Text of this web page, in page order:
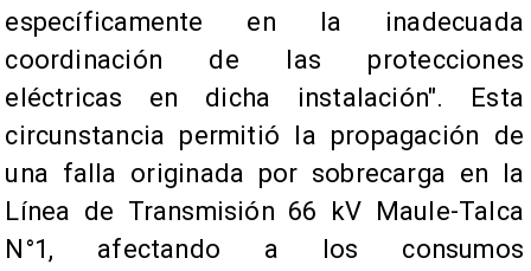
específicamente en la inadecuada
coordinación de las protecciones
eléctricas en dicha instalación". Esta
circunstancia permitió la propagación de
una falla originada por sobrecarga en la
Línea de Transmisión 66 kV Maule-Talca
N°1, afectando a los consumos